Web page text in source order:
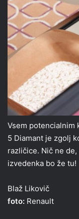
Vsem potencialnim
5 Diamant je zgolj
različice. Nič ne
izvedenka bo že tu!
Blaž Likovič
foto: Renault